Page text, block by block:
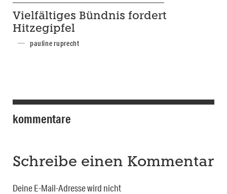
Vielfältiges Bündnis fordert
Hitzegipfel
pauline ruprecht
kommentare
Schreibe einen Kommentar
Deine E-Mail-Adresse wird nicht